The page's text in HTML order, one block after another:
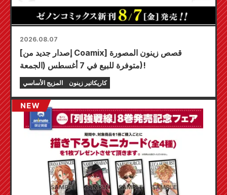
2026.08.07
[إصدار جديد من Coamix] قصص زينون المصورة
متوفرة للبيع في 7 أغسطس (الجمعة)!
المزيج الأساسي كاريكاتير زينون